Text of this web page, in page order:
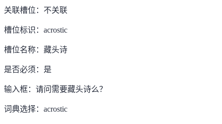
关联槽位：不关联
槽位标识：acrostic
槽位名称：藏头诗
是否必须：是
输入框：请问需要藏头诗么？
词典选择：acrostic